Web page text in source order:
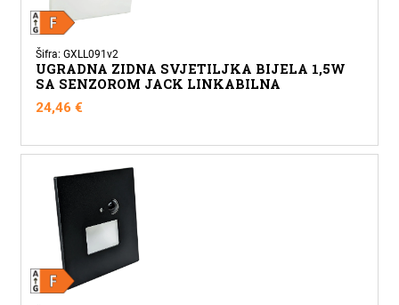
Šifra: GXLL091v2
UGRADNA ZIDNA SVJETILJKA BIJELA 1,5W
SA SENZOROM JACK LINKABILNA
24,46€